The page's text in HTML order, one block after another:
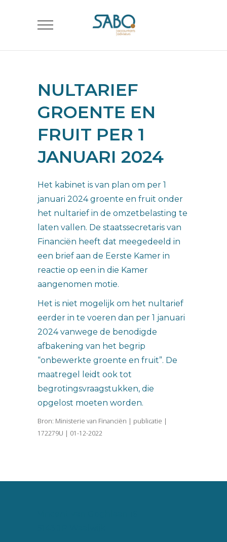
NULTARIEF
GROENTE EN
FRUIT PER 1
JANUARI 2024
Het kabinet is van plan om per 1
januari 2024 groente en fruit onder
het nultarief in de omzetbelasting te
laten vallen. De staatssecretaris van
Financiën heeft dat meegedeeld in
een brief aan de Eerste Kamer in
reactie op een in die Kamer
aangenomen motie.
Het is niet mogelijk om het nultarief
eerder in te voeren dan per 1 januari
2024 vanwege de benodigde
afbakening van het begrip
“onbewerkte groente en fruit”. De
maatregel leidt ook tot
begrotingsvraagstukken, die
opgelost moeten worden.
Bron: Ministerie van Financiën | publicatie |
172279U | 01-12-2022